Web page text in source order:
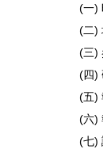
(一)
(二)
(三)
(四)
(五)
(六)
(七)